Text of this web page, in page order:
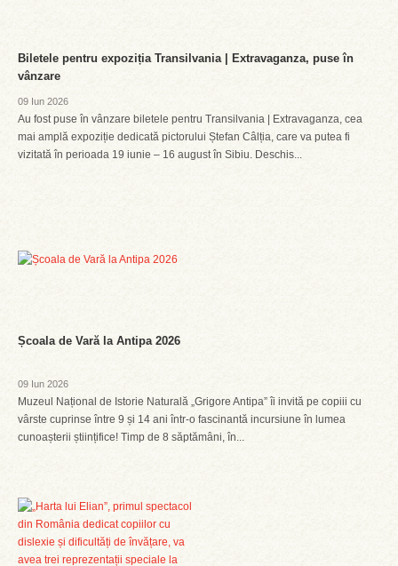
Biletele pentru expoziția Transilvania | Extravaganza, puse în
vânzare
09 Iun 2026
Au fost puse în vânzare biletele pentru Transilvania | Extravaganza, cea
mai amplă expoziție dedicată pictorului Ștefan Câlția, care va putea fi
vizitată în perioada 19 iunie – 16 august în Sibiu. Deschis...
Școala de Vară la Antipa 2026
09 Iun 2026
Muzeul Național de Istorie Naturală „Grigore Antipa” îi invită pe copiii cu
vârste cuprinse între 9 și 14 ani într-o fascinantă incursiune în lumea
cunoașterii științifice! Timp de 8 săptămâni, în...